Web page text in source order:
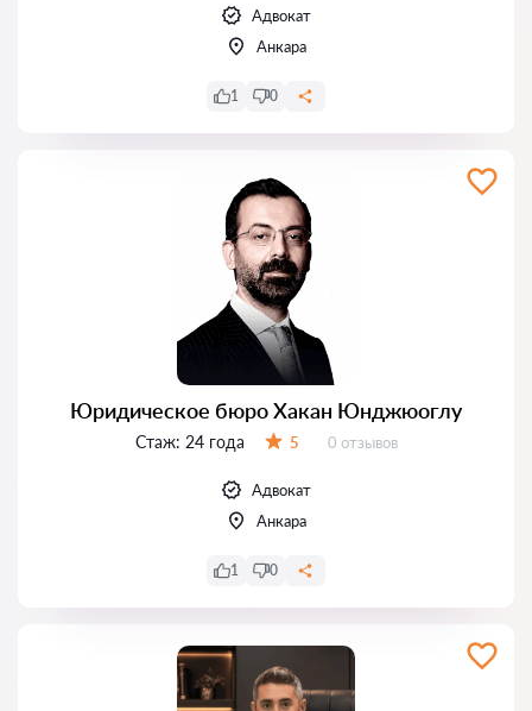
Адвокат
Анкара
1 0
Юридическое бюро Хакан Юнджюоглу
Стаж: 24 года 5 Отзывов:
0 отзывов
Адвокат
Анкара
1 0